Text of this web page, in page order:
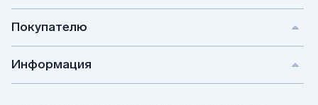
Покупателю
Информация